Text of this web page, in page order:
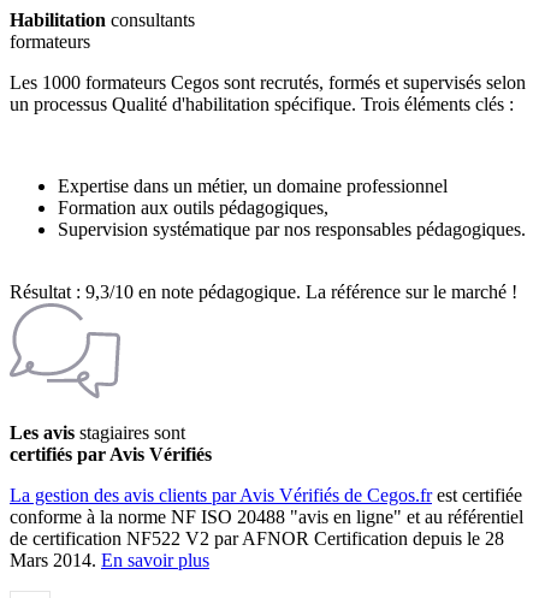
Habilitation consultants
formateurs
Les 1000 formateurs Cegos sont recrutés, formés et supervisés selon
un processus Qualité d'habilitation spécifique. Trois éléments clés :
Expertise dans un métier, un domaine professionnel
Formation aux outils pédagogiques,
Supervision systématique par nos responsables pédagogiques.
Résultat : 9,3/10 en note pédagogique. La référence sur le marché !
Les avis stagiaires sont
certifiés par Avis Vérifiés
La gestion des avis clients par Avis Vérifiés de Cegos.frest certifiée
conforme à la norme NF ISO 20488 "avis en ligne" et au référentiel
de certification NF522 V2 par AFNOR Certification depuis le 28
Mars 2014. En savoir plus